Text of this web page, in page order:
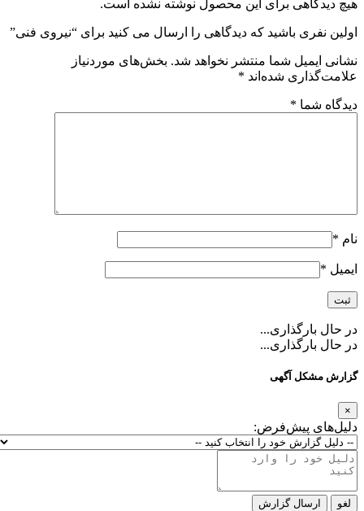
هیچ دیدگاهی برای این محصول نوشته نشده است.
اولین نفری باشید که دیدگاهی را ارسال می کنید برای “نیروی فنی”
نشانی ایمیل شما منتشر نخواهد شد. بخش‌های موردنیاز
علامت‌گذاری شده‌اند *
دیدگاه شما *
نام *
ایمیل *
در حال بارگذاری...
در حال بارگذاری...
گزارش مشکل آگهی
×
دلیل‌های پیش‌فرض:
لغو ارسال گزارش